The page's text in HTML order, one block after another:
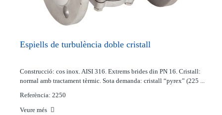
Espiells de turbulència doble cristall
Construcció: cos inox. AISI 316. Extrems brides din PN 16. Cristall:
normal amb tractament tèrmic. Sota demanda: cristall “pyrex” (225 ...
Referència: 2250
Veure més